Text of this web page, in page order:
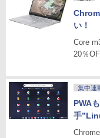
い！
Core
20％
集中連
PWA
手